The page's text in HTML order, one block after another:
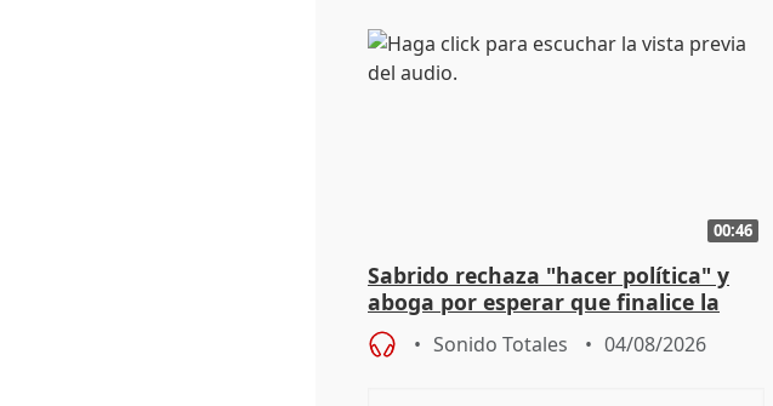
00:46
Sabrido rechaza "hacer política" y
aboga por esperar que finalice la
investigación del incendio
Sonido Totales 04/08/2026